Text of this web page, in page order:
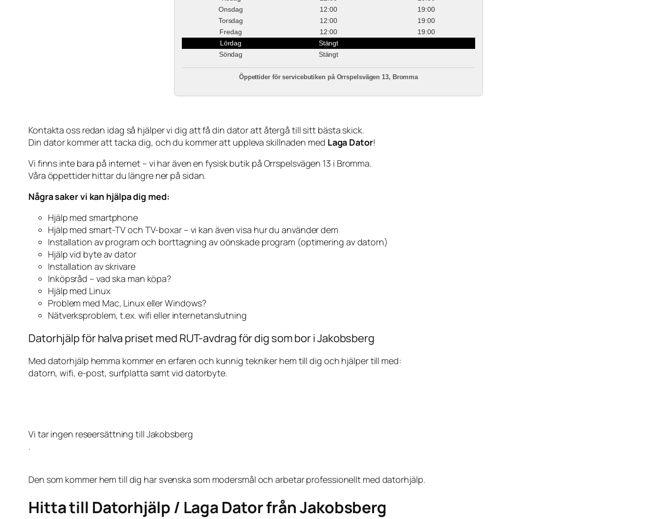
Onsdag
12:00
19:00
Torsdag
12:00
19:00
Fredag
12:00
19:00
Lördag
Stängt
Söndag
Stängt
Öppettider för servicebutiken på Orrspelsvägen 13, Bromma
Kontakta oss redan idag så hjälper vi dig att få din dator att återgå till sitt bästa skick.
Din dator kommer att tacka dig, och du kommer att uppleva skillnaden med Laga Dator!
Vi finns inte bara på internet – vi har även en fysisk butik på Orrspelsvägen 13 i Bromma.
Våra öppettider hittar du längre ner på sidan.
Några saker vi kan hjälpa dig med:
Hjälp med smartphone
Hjälp med smart-TV och TV-boxar – vi kan även visa hur du använder dem
Installation av program och borttagning av oönskade program (optimering av datorn)
Hjälp vid byte av dator
Installation av skrivare
Inköpsråd – vad ska man köpa?
Hjälp med Linux
Problem med Mac, Linux eller Windows?
Nätverksproblem, t.ex. wifi eller internetanslutning
Datorhjälp för halva priset med RUT-avdrag för dig som bor i Jakobsberg
Med datorhjälp hemma kommer en erfaren och kunnig tekniker hem till dig och hjälper till med:
datorn, wifi, e-post, surfplatta samt vid datorbyte.
Vi tar ingen reseersättning till Jakobsberg
.
Den som kommer hem till dig har svenska som modersmål och arbetar professionellt med datorhjälp.
Hitta till Datorhjälp / Laga Dator från Jakobsberg